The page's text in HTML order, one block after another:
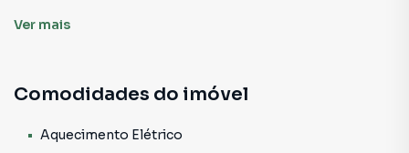
Localizado na desejada Vila Guilhermina, este imóvel de 2
Características Destacadas:
dormitórios espaçosos, proporcionando o ambiente ideal
Ver mais
Comodidades do imóvel
Aquecimento Elétrico